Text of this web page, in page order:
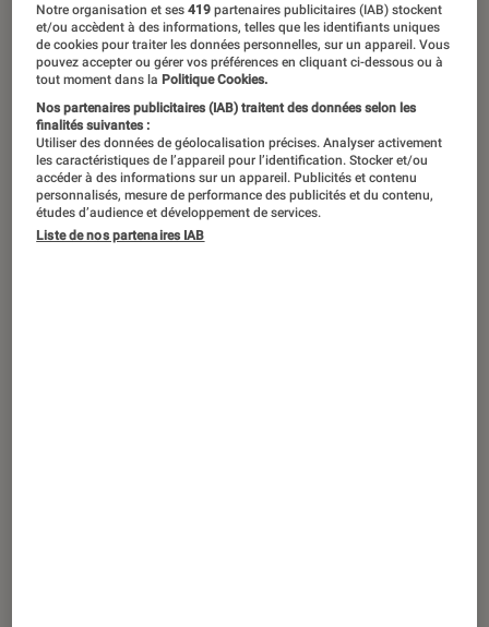
De TikTok à YouTube, les réseaux
sociaux à l’âge de raison
ARTICLE
Société numérique • 13 juin 2022
Notre organisation et ses419 partenaires publicitaires (IAB) stockent
et/ou accèdent à des informations, telles que les identifiants uniques
de cookies pour traiter les données personnelles, sur un appareil. Vous
pouvez accepter ou gérer vos préférences en cliquant ci-dessous ou à
tout moment dans la Politique Cookies.
Nos partenaires publicitaires (IAB) traitent des données selon les
finalités suivantes :
Utiliser des données de géolocalisation précises. Analyser activement
les caractéristiques de l’appareil pour l’identification. Stocker et/ou
accéder à des informations sur un appareil. Publicités et contenu
personnalisés, mesure de performance des publicités et du contenu,
études d’audience et développement de services.
Liste de nos partenaires IAB